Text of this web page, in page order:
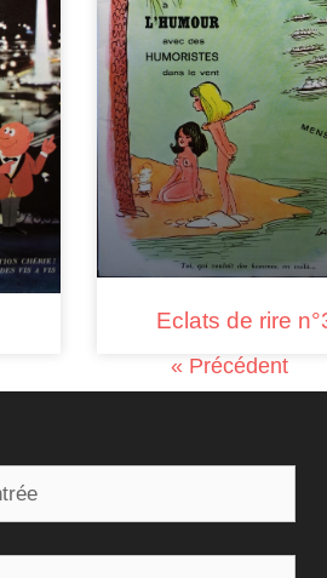
Eclats de rire
« Précédent